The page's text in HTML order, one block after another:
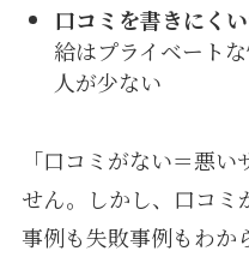
口コミを書きにく
給はプライベート
人が少ない
「口コミがない＝悪
せん。しかし、口コミ
事例も失敗事例もわか